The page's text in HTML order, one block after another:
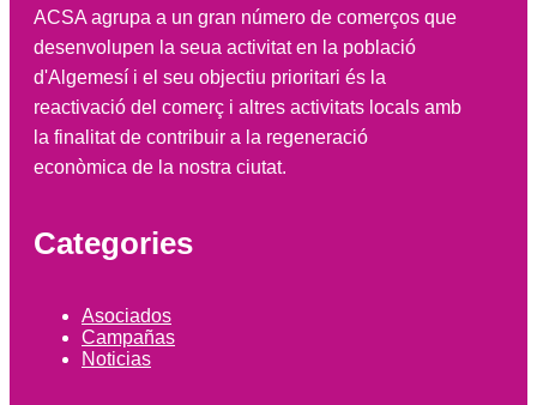
ACSA agrupa a un gran número de comerços que
desenvolupen la seua activitat en la població
d'Algemesí i el seu objectiu prioritari és la
reactivació del comerç i altres activitats locals amb
la finalitat de contribuir a la regeneració
econòmica de la nostra ciutat.
Categories
Asociados
Campañas
Noticias